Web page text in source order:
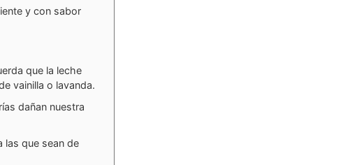
y con sabor
que la leche
vainilla o lavanda.
dañan nuestra
las que sean de